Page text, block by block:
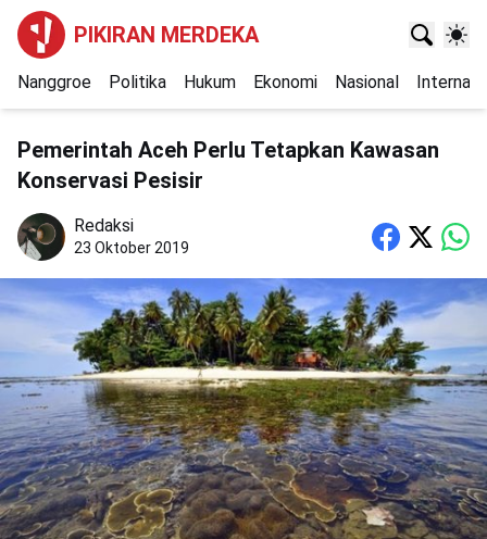
PIKIRAN MERDEKA
Nanggroe Politika Hukum Ekonomi Nasional
Pemerintah Aceh Perlu Tetapkan Kawasan
Konservasi Pesisir
Redaksi
23 Oktober 2019